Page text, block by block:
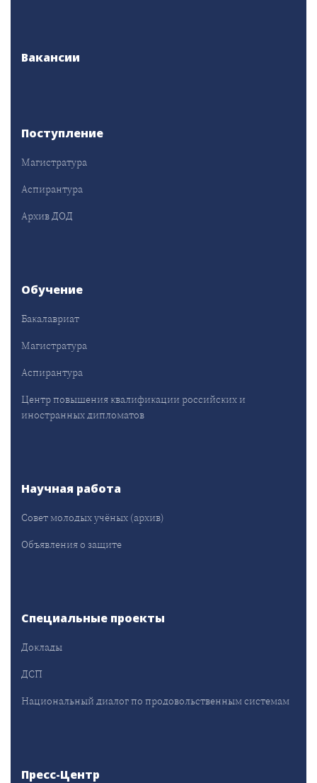
Вакансии
Поступление
Магистратура
Аспирантура
Архив ДОД
Обучение
Бакалавриат
Магистратура
Аспирантура
Центр повышения квалификации российских и
иностранных дипломатов
Научная работа
Совет молодых учёных (архив)
Объявления о защите
Специальные проекты
Доклады
ДСП
Национальный диалог по продовольственным системам
Пресс-Центр